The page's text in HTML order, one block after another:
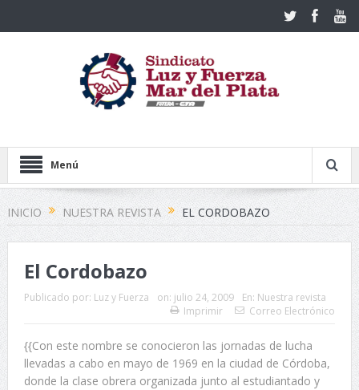
Menú
INICIO NUESTRA REVISTA EL CORDOBAZO
El Cordobazo
Publicado por: Luz y Fuerza on: julio 24, 2009 En: Nuestra revista
Imprimir
Correo Electrónico
{{Con este nombre se conocieron las jornadas de lucha
llevadas a cabo en mayo de 1969 en la ciudad de Córdoba,
donde la clase obrera organizada junto al estudiantado y